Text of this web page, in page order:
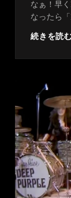
なぁ！早
なったら
続きを読